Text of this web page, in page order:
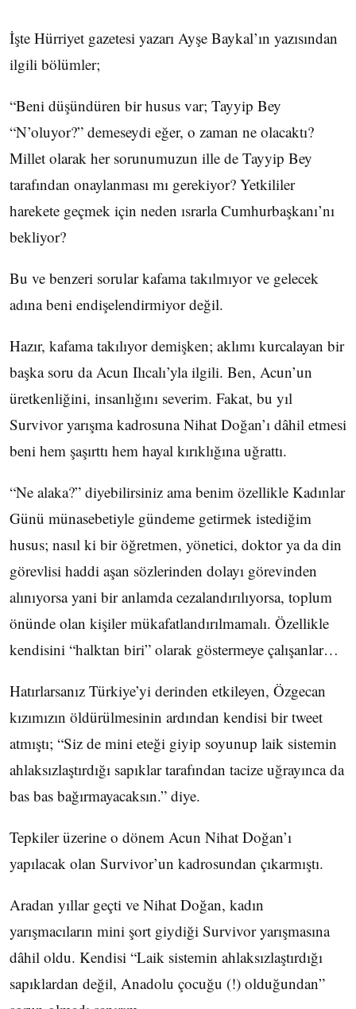
İşte Hürriyet gazetesi yazarı Ayşe Baykal’ın yazısından
ilgili bölümler;
“Beni düşündüren bir husus var; Tayyip Bey
“N’oluyor?” demeseydi eğer, o zaman ne olacaktı?
Millet olarak her sorunumuzun ille de Tayyip Bey
tarafından onaylanması mı gerekiyor? Yetkililer
harekete geçmek için neden ısrarla Cumhurbaşkanı’nı
bekliyor?
Bu ve benzeri sorular kafama takılmıyor ve gelecek
adına beni endişelendirmiyor değil.
Hazır, kafama takılıyor demişken; aklımı kurcalayan bir
başka soru da Acun Ilıcalı’yla ilgili. Ben, Acun’un
üretkenliğini, insanlığını severim. Fakat, bu yıl
Survivor yarışma kadrosuna Nihat Doğan’ı dâhil etmesi
beni hem şaşırttı hem hayal kırıklığına uğrattı.
“Ne alaka?” diyebilirsiniz ama benim özellikle Kadınlar
Günü münasebetiyle gündeme getirmek istediğim
husus; nasıl ki bir öğretmen, yönetici, doktor ya da din
görevlisi haddi aşan sözlerinden dolayı görevinden
alınıyorsa yani bir anlamda cezalandırılıyorsa, toplum
önünde olan kişiler mükafatlandırılmamalı. Özellikle
kendisini “halktan biri” olarak göstermeye çalışanlar…
Hatırlarsanız Türkiye’yi derinden etkileyen, Özgecan
kızımızın öldürülmesinin ardından kendisi bir tweet
atmıştı; “Siz de mini eteği giyip soyunup laik sistemin
ahlaksızlaştırdığı sapıklar tarafından tacize uğrayınca da
bas bas bağırmayacaksın.” diye.
Tepkiler üzerine o dönem Acun Nihat Doğan’ı
yapılacak olan Survivor’un kadrosundan çıkarmıştı.
Aradan yıllar geçti ve Nihat Doğan, kadın
yarışmacıların mini şort giydiği Survivor yarışmasına
dâhil oldu. Kendisi “Laik sistemin ahlaksızlaştırdığı
sapıklardan değil, Anadolu çocuğu (!) olduğundan”